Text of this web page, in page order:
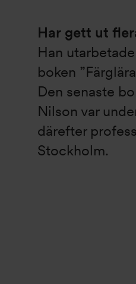
Har gett ut
Han
boken
Den senaste
Nilson var
därefter
Stockholm.